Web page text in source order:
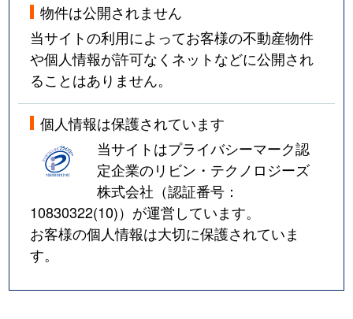
湊新田
3,100万円
南大野
2,500万円 市川大野
徒歩14分
南大野
2,400万円
南行徳
4,500万円 南行徳
南行徳
3,200万円 南行徳
徒歩15分
南行徳
3,300万円 南行徳
南行徳
4,900万円 南行徳
徒歩9分
物件は公開されません
当サイトの利用によってお客様の不動産物件
や個人情報が許可なくネットなどに公開され
ることはありません。
個人情報は保護されています
当サイトはプライバシーマーク認
定企業のリビン・テクノロジーズ
株式会社（認証番号：
10830322(10)）が運営しています。
お客様の個人情報は大切に保護されていま
す。